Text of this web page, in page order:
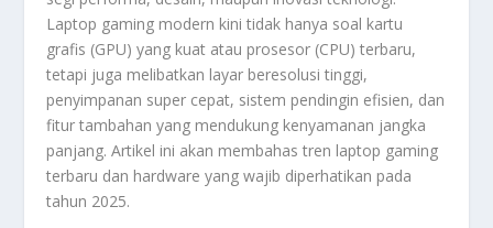
Laptop gaming modern kini tidak hanya soal kartu
grafis (GPU) yang kuat atau prosesor (CPU) terbaru,
tetapi juga melibatkan layar beresolusi tinggi,
penyimpanan super cepat, sistem pendingin efisien, dan
fitur tambahan yang mendukung kenyamanan jangka
panjang. Artikel ini akan membahas tren laptop gaming
terbaru dan hardware yang wajib diperhatikan pada
tahun 2025.